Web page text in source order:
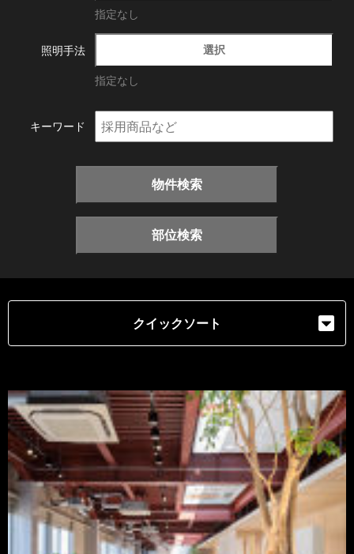
指定なし
照明手法 選択
指定なし
キーワード
物件検索
部位検索
クイックソート